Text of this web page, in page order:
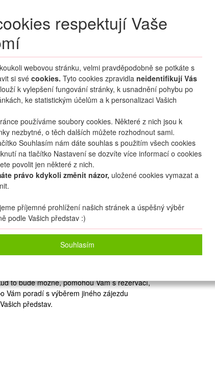
respektují Vaše
webovou stránku, velmi pravděpodobně se potkáte s
si své cookies. Tyto cookies zpravidla neidentifikují Vás
k vylepšení fungování stránky, k usnadnění pohybu po
ke statistickým účelům a k personalizaci Vašich
používáme soubory cookies. Některé z nich jsou k
nezbytné, o těch dalších můžete rozhodnout sami.
Souhlasím nám dáte souhlas s použitím všech cookies
na tlačítko Nastavení se dozvíte více informací o cookies
povolit jen některé z nich.
právo kdykoli změnit názor, uložené cookies vymazat a
příjemné prohlížení našich stránek a úspěšný výběr
podle Vašich představ :)
Souhlasím
HLEDAT ZÁJEZDY
mapa oblíbené sdílet
+0 dětí
zájezd nelze on-line nacenit a
to bude možné, pomohou Vám s rezervací,
Vám poradí s výběrem jiného zájezdu
představ.